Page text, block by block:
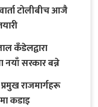
टोलीबीच आजै
कँडेलद्वारा
नयाँ सरकार बन्ने
राजमार्गहरू
कडाइ